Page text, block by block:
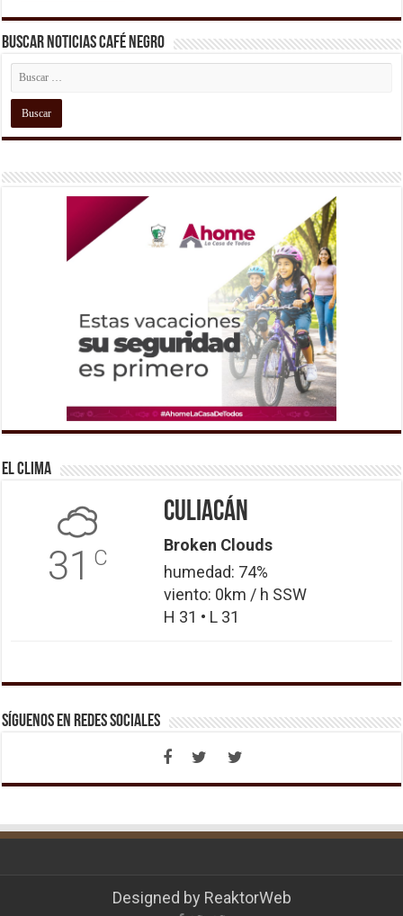
Buscar Noticias Café Negro
El Clima
31 C
Culiacán
Broken Clouds
humedad: 74%
viento: 0km / h SSW
H 31 • L 31
Síguenos en Redes Sociales
Designed by ReaktorWeb